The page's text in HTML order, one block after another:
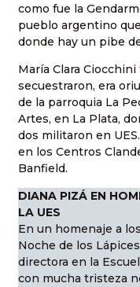
como fue la
pueblo argentino
donde hay un pibe
María Clara
secuestraron, era
de la parroquia La
Artes, en La Plata,
dos militaron en
en los Centros
Banfield.
DIANA PIZÁ EN
LA UES
En un homenaje a
Noche de los
directora en la
con mucha tristeza